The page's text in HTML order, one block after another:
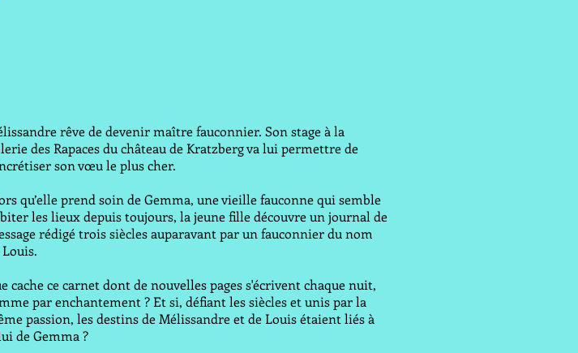
rêve de devenir maître fauconnier. Son stage à la
des Rapaces du château de Kratzberg va lui permettre de
son vœu le plus cher.
qu’elle prend soin de Gemma, une vieille fauconne qui semble
les lieux depuis toujours, la jeune fille découvre un journal de
rédigé trois siècles auparavant par un fauconnier du nom
cache ce carnet dont de nouvelles pages s'écrivent chaque nuit,
par enchantement ? Et si, défiant les siècles et unis par la
passion, les destins de Mélissandre et de Louis étaient liés à
de Gemma ?